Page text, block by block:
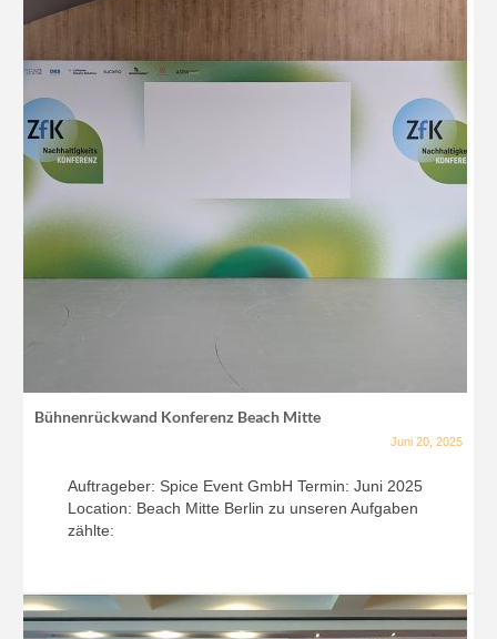
Bühnenrückwand Konferenz Beach Mitte
Juni 20, 2025
Auftrageber: Spice Event GmbH Termin: Juni 2025
Location: Beach Mitte Berlin zu unseren Aufgaben
zählte: